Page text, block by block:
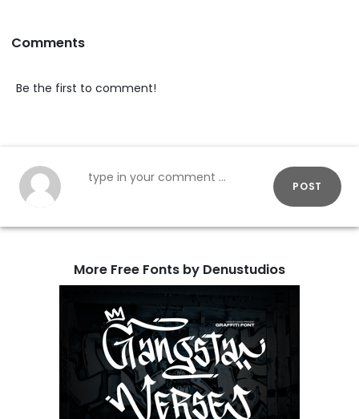
Comments
Be the first to comment!
POST
More Free Fonts by Denustudios